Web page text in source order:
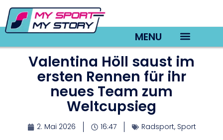
MENU
Valentina Höll saust im
ersten Rennen für ihr
neues Team zum
Weltcupsieg
2. Mai 2026 16:47 Radsport, Sport